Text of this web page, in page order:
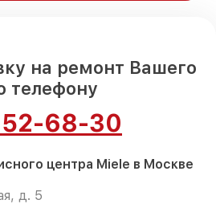
на ремонт Вашего
телефону
68-30
центра Miele в Москве
д. 5